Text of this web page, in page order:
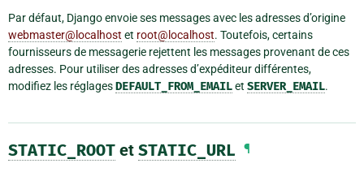
Par défaut, Django envoie ses messages avec les adresses d’origine
webmaster@ localhost et root@ localhost. Toutefois, certains
fournisseurs de messagerie rejettent les messages provenant de ces
adresses. Pour utiliser des adresses d’expéditeur différentes,
modifiez les réglagesDEFAULT_FROM_EMAILet SERVER_EMAIL.
STATIC_ROOT et STATIC_URL ¶